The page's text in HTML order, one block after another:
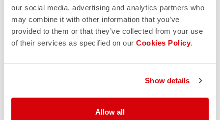
our social media, advertising and analytics partners who
may combine it with other information that you’ve
provided to them or that they’ve collected from your use
of their services as specified on our Cookies Policy.
Show details
Allow all
voeren dat je op het retourlabel vindt.
De terugbetaling wordt uitgevoerd nadat de retourzending
vereisten voldoet, wordt het binnen 10 dagen terugbetaald
via dezelfde betaalmethode die je hebt gebruikt bij het